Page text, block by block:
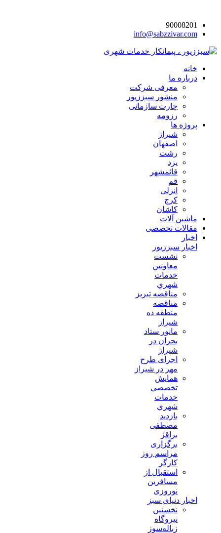
90008201
info@sabzzivar.com
خانه
درباره ما
معرفی شرکت
منشور سبززیور
چارت سازمانی
رزومه
پروژه ها
شیراز
اصفهان
رشت
یزد
قائمشهر
قم
انزلی
کرج
کاشان
ماشین آلات
مقالات تخصصی
اخبار
اخبار سبززیور
نشست
معاونين
خدمات
شهري
مناقصه تبريز
مناقصه
منطقه ده
شیراز
مانور ستاد
بحران در
شیراز
اجرای طرح
مهر در شیراز
همايش
تخصصي
خدمات
شهري
بازدید
مصطفی
براقز
برگزاری
مراسم روز
کارگر
استقبال از
مسافرین
نوروزی
اخبار دنیای سبز
نخستین
نیروگاه
زباله‌سوز